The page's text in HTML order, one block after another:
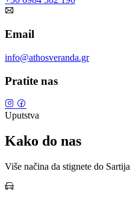
Email
info@athosveranda.gr
Pratite nas
−
Uputstva
Kako do nas
Više načina da stignete do Sartija